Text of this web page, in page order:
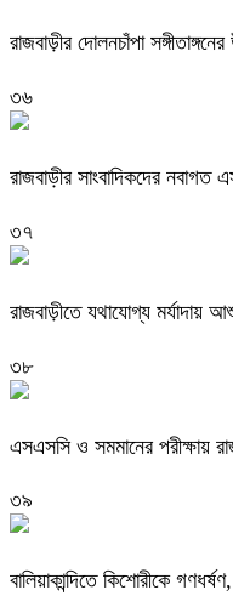
রাজবাড়ীর দোলনচাঁপা
৩৬
রাজবাড়ীর সাংবাদিকদের
৩৭
রাজবাড়ীতে যথাযোগ্য মর্যাদায়
৩৮
এসএসসি ও সমমানের পরীক্ষায়
৩৯
বালিয়াকান্দিতে কিশোরীকে